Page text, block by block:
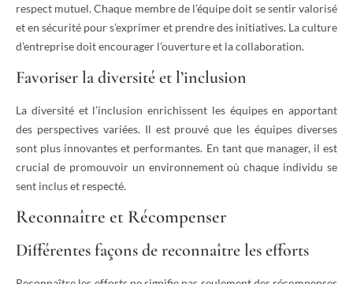
respect mutuel. Chaque membre de l’équipe doit se sentir valorisé
et en sécurité pour s’exprimer et prendre des initiatives. La culture
d’entreprise doit encourager l’ouverture et la collaboration.
Favoriser la diversité et l’inclusion
La diversité et l’inclusion enrichissent les équipes en apportant
des perspectives variées. Il est prouvé que les équipes diverses
sont plus innovantes et performantes. En tant que manager, il est
crucial de promouvoir un environnement où chaque individu se
sent inclus et respecté.
Reconnaître et Récompenser
Différentes façons de reconnaître les efforts